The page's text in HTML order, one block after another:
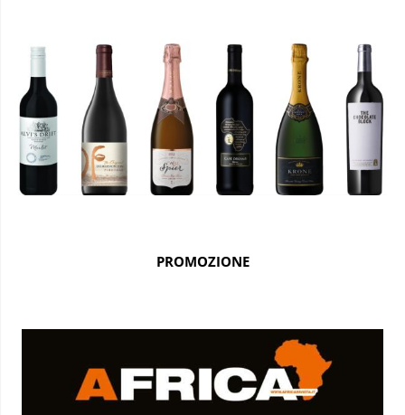
PROMOZIONE